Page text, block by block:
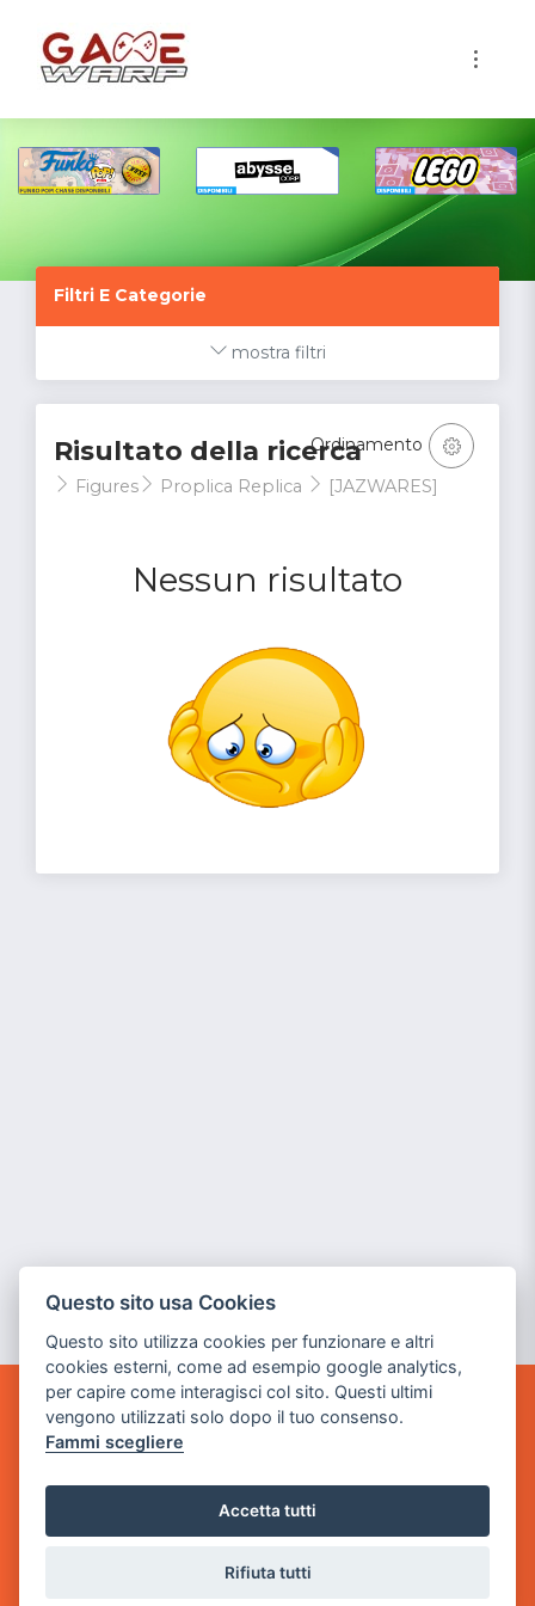
Filtri E Categorie
mostra filtri
Risultato della ricerca
Figures Proplica Replica [JAZWARES]
Nessun risultato
Ordinamento
GAME WARP
BY POWER GAME SRL
via Villaggio dei Platani, 3
Questo sito usa Cookies
Questo sito utilizza cookies per funzionare e altri
cookies esterni, come ad esempio google analytics,
per capire come interagisci col sito. Questi ultimi
vengono utilizzati solo dopo il tuo consenso.
Fammi scegliere
Accetta tutti
Rifiuta tutti